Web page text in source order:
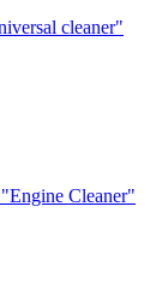
сleaner"
Cleaner"